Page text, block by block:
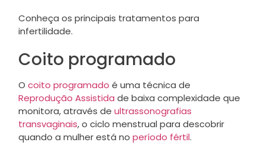
Conheça os principais tratamentos para
infertilidade.
Coito programado
O coito programado é uma técnica de
Reprodução Assistida de baixa complexidade que
monitora, através de ultrassonografias
transvaginais, o ciclo menstrual para descobrir
quando a mulher está no período fértil.